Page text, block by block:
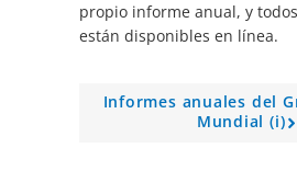
propio informe anual, y
están disponibles en línea.
Informes anuales del
Mundial (i)